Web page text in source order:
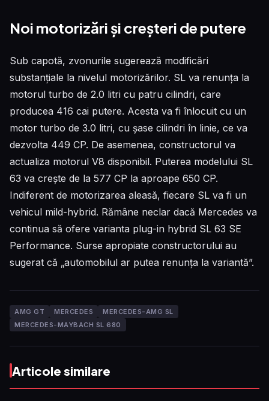
Noi motorizări și creșteri de putere
Sub capotă, zvonurile sugerează modificări
substanțiale la nivelul motorizărilor. SL va renunța la
motorul turbo de 2.0 litri cu patru cilindri, care
producea 416 cai putere. Acesta va fi înlocuit cu un
motor turbo de 3.0 litri, cu șase cilindri în linie, ce va
dezvolta 449 CP. De asemenea, constructorul va
actualiza motorul V8 disponibil. Puterea modelului SL
63 va crește de la 577 CP la aproape 650 CP.
Indiferent de motorizarea aleasă, fiecare SL va fi un
vehicul mild-hybrid. Rămâne neclar dacă Mercedes va
continua să ofere varianta plug-in hybrid SL 63 SE
Performance. Surse apropiate constructorului au
sugerat că „automobilul ar putea renunța la variantă”.
AMG GT MERCEDES
MERCEDES-AMG SL
MERCEDES-MAYBACH SL 680
Articole similare